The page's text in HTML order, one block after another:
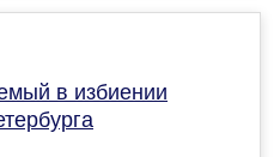
в избиении